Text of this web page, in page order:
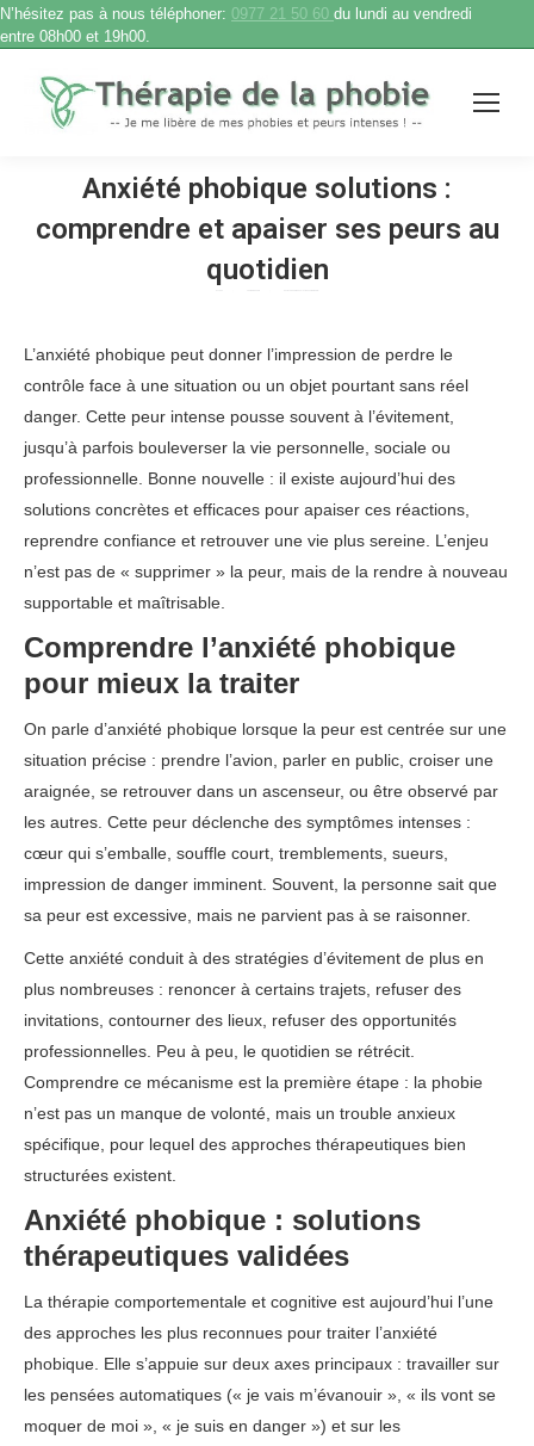
N’hésitez pas à nous téléphoner: 0977 21 50 60 du lundi au vendredi
entre 08h00 et 19h00.
Anxiété phobique solutions :
comprendre et apaiser ses peurs au
quotidien
L’anxiété phobique peut donner l’impression de perdre le
contrôle face à une situation ou un objet pourtant sans réel
danger. Cette peur intense pousse souvent à l’évitement,
jusqu’à parfois bouleverser la vie personnelle, sociale ou
professionnelle. Bonne nouvelle : il existe aujourd’hui des
solutions concrètes et efficaces pour apaiser ces réactions,
reprendre confiance et retrouver une vie plus sereine. L’enjeu
n’est pas de « supprimer » la peur, mais de la rendre à nouveau
supportable et maîtrisable.
Comprendre l’anxiété phobique
pour mieux la traiter
On parle d’anxiété phobique lorsque la peur est centrée sur une
situation précise : prendre l’avion, parler en public, croiser une
araignée, se retrouver dans un ascenseur, ou être observé par
les autres. Cette peur déclenche des symptômes intenses :
cœur qui s’emballe, souffle court, tremblements, sueurs,
impression de danger imminent. Souvent, la personne sait que
sa peur est excessive, mais ne parvient pas à se raisonner.
Cette anxiété conduit à des stratégies d’évitement de plus en
plus nombreuses : renoncer à certains trajets, refuser des
invitations, contourner des lieux, refuser des opportunités
professionnelles. Peu à peu, le quotidien se rétrécit.
Comprendre ce mécanisme est la première étape : la phobie
n’est pas un manque de volonté, mais un trouble anxieux
spécifique, pour lequel des approches thérapeutiques bien
structurées existent.
Anxiété phobique : solutions
thérapeutiques validées
La thérapie comportementale et cognitive est aujourd’hui l’une
des approches les plus reconnues pour traiter l’anxiété
phobique. Elle s’appuie sur deux axes principaux : travailler sur
les pensées automatiques (« je vais m’évanouir », « ils vont se
moquer de moi », « je suis en danger ») et sur les